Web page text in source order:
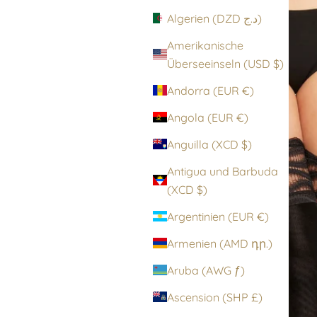
Algerien (DZD د.ج)
Amerikanische
Überseeinseln (USD $)
Andorra (EUR €)
Angola (EUR €)
Anguilla (XCD $)
Antigua und Barbuda
(XCD $)
Argentinien (EUR €)
Armenien (AMD դր.)
Aruba (AWG ƒ)
Ascension (SHP £)